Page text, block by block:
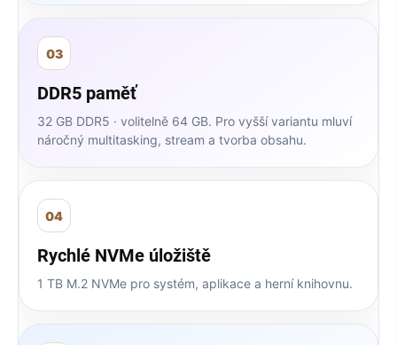
03
DDR5 paměť
32 GB DDR5 · volitelně 64 GB. Pro vyšší variantu mluví
náročný multitasking, stream a tvorba obsahu.
04
Rychlé NVMe úložiště
1 TB M.2 NVMe pro systém, aplikace a herní knihovnu.